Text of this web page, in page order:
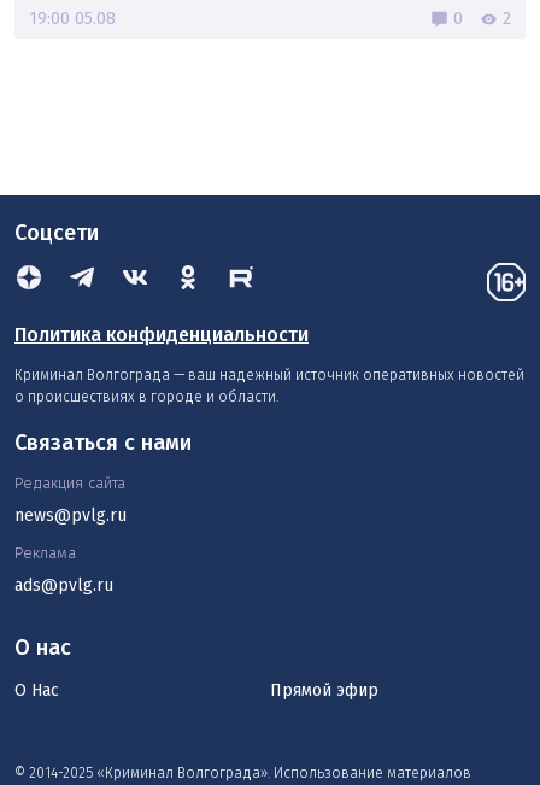
19:00 05.08 0 2
Соцсети
Политика конфиденциальности
Криминал Волгограда — ваш надежный источник оперативных новостей
о происшествиях в городе и области.
О нас
О Нас Прямой эфир
© 2014-2025 «Криминал Волгограда». Использование материалов
Связаться с нами
Редакция сайта
news@pvlg.ru
Реклама
ads@pvlg.ru